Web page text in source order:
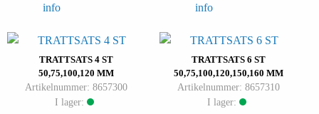
TRATTSATS 4 ST
50,75,100,120 MM
Artikelnummer: 8657300
I lager:
TRATTSATS 6 ST
50,75,100,120,150,160 MM
Artikelnummer: 8657310
I lager: